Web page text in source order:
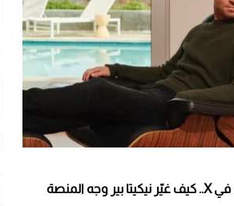
بعد تنحي رئيس المنتجات في X.. كيف غيّر نيكيتا بير وجه المنصة